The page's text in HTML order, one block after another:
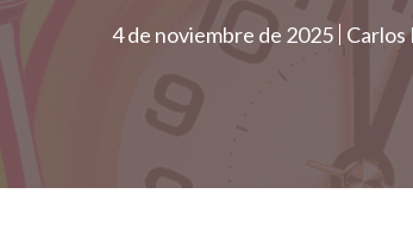
4 de noviembre de 2025 Carlos